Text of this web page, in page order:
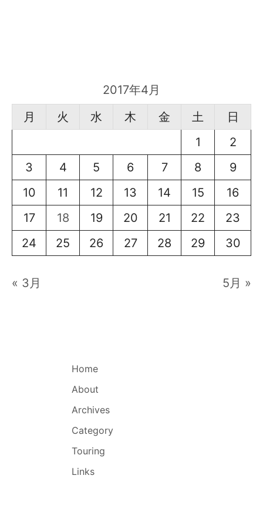
2017年4月
月
火 水 木 金 土
日
1
2
3
4 5 6 7 8
9
10
11 12 13 14 15
16
17
18 19 20 21 22
23
24
25 26 27 28 29 30
« 3月 5月 »
Home
About
Archives
Category
Touring
Links